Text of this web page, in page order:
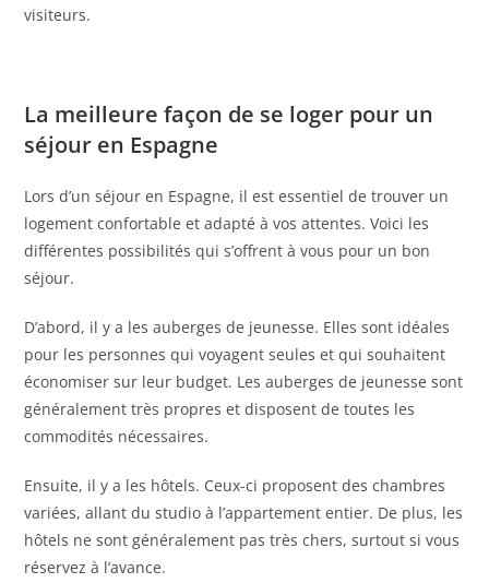
visiteurs.
La meilleure façon de se loger pour un
séjour en Espagne
Lors d’un séjour en Espagne, il est essentiel de trouver un
logement confortable et adapté à vos attentes. Voici les
différentes possibilités qui s’offrent à vous pour un bon
séjour.
D’abord, il y a les auberges de jeunesse. Elles sont idéales
pour les personnes qui voyagent seules et qui souhaitent
économiser sur leur budget. Les auberges de jeunesse sont
généralement très propres et disposent de toutes les
commodités nécessaires.
Ensuite, il y a les hôtels. Ceux-ci proposent des chambres
variées, allant du studio à l’appartement entier. De plus, les
hôtels ne sont généralement pas très chers, surtout si vous
réservez à l’avance.